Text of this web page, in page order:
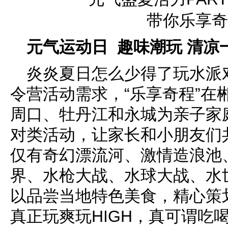
元气运动日 趣味潮玩 清凉
炎炎夏日怎么少得了玩水
令营活动需求，“乐享奇程”
周口、牡丹江和永城为亲子
对类活动，让家长和小朋友
仅有奇幻漂流河、激情造浪
界、水枪大战、水球大战、
以品尝当地特色美食，精心
真正玩爽玩HIGH，真可谓吃